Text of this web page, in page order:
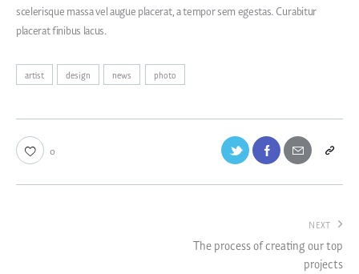
scelerisque massa vel augue placerat, a tempor sem egestas. Curabitur
placerat finibus lacus.
artist design news photo
0
NEXT
The process of creating our top
projects